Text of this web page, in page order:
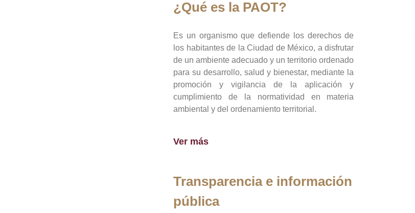
¿Qué es la PAOT?
Es un organismo que defiende los derechos de
los habitantes de la Ciudad de México, a disfrutar
de un ambiente adecuado y un territorio ordenado
para su desarrollo, salud y bienestar, mediante la
promoción y vigilancia de la aplicación y
cumplimiento de la normatividad en materia
ambiental y del ordenamiento territorial.
Ver más
Transparencia e información
pública